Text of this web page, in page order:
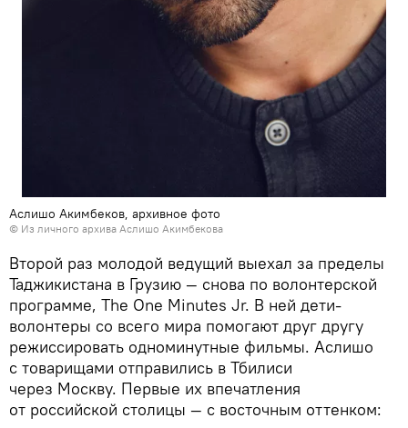
Аслишо Акимбеков, архивное фото
© Из личного архива Аслишо Акимбекова
Второй раз молодой ведущий выехал за пределы
Таджикистана в Грузию — снова по волонтерской
программе, The One Minutes Jr. В ней дети-
волонтеры со всего мира помогают друг другу
режиссировать одноминутные фильмы. Аслишо
с товарищами отправились в Тбилиси
через Москву. Первые их впечатления
от российской столицы — с восточным оттенком: